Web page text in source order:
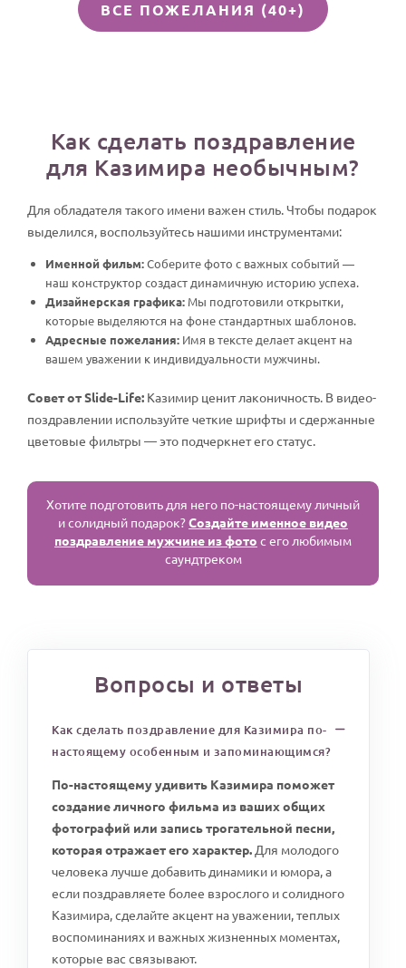
ВСЕ ПОЖЕЛАНИЯ (40+)
Как сделать поздравление
для Казимира необычным?
Для обладателя такого имени важен стиль. Чтобы подарок
выделился, воспользуйтесь нашими инструментами:
Именной фильм:Соберите фото с важных событий —
наш конструктор создаст динамичную историю успеха.
Дизайнерская графика: Мы подготовили открытки,
которые выделяются на фоне стандартных шаблонов.
Адресные пожелания: Имя в тексте делает акцент на
вашем уважении к индивидуальности мужчины.
Совет от Slide-Life: Казимир ценит лаконичность. В видео-
поздравлении используйте четкие шрифты и сдержанные
цветовые фильтры — это подчеркнет его статус.
Хотите подготовить для него по-настоящему личный
и солидный подарок?Создайте именное видео
поздравление мужчине из фото с его любимым
саундтреком
Вопросы и ответы
Как сделать поздравление для Казимира по-
настоящему особенным и запоминающимся?
По-настоящему удивить Казимира поможет
создание личного фильма из ваших общих
фотографий или запись трогательной песни,
которая отражает его характер. Для молодого
человека лучше добавить динамики и юмора, а
если поздравляете более взрослого и солидного
Казимира, сделайте акцент на уважении, теплых
воспоминаниях и важных жизненных моментах,
которые вас связывают.